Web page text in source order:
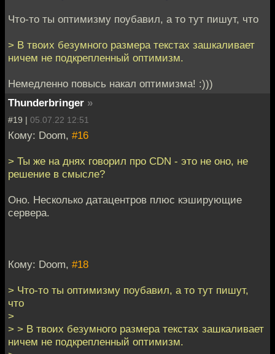
Что-то ты оптимизму поубавил, а то тут пишут, что
> В твоих безумного размера текстах зашкаливает
ничем не подкрепленный оптимизм.
Немедленно повысь накал оптимизма! :)))
Thunderbringer »
#19 | 05.07.22 12:51
Кому: Doom, #16
> Ты же на днях говорил про CDN - это не оно, не
решение в смысле?
Оно. Несколько датацентров плюс кэширующие
сервера.
Кому: Doom, #18
> Что-то ты оптимизму поубавил, а то тут пишут,
что
>
> > В твоих безумного размера текстах зашкаливает
ничем не подкрепленный оптимизм.